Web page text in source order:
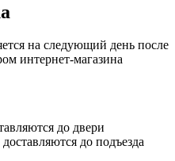
на следующий день после
интернет-магазина
до двери
до подъезда